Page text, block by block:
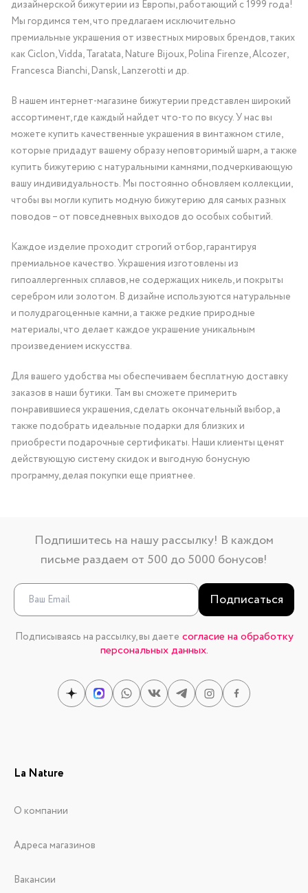
дизайнерской бижутерии из Европы, работающий с 1999 года!
Мы гордимся тем, что предлагаем исключительно
премиальные украшения от известных мировых брендов, таких
как Ciclon, Vidda, Taratata, Nature Bijoux, Polina Firenze, Alcozer,
Francesca Bianchi, Dansk, Lanzerotti и др.
В нашем интернет-магазине бижутерии представлен широкий
ассортимент, где каждый найдет что-то по вкусу. У нас вы
можете купить качественные украшения в винтажном стиле,
которые придадут вашему образу неповторимый шарм, а также
купить бижутерию с натуральными камнями, подчеркивающую
вашу индивидуальность. Мы постоянно обновляем коллекции,
чтобы вы могли купить модную бижутерию для самых разных
поводов – от повседневных выходов до особых событий.
Каждое изделие проходит строгий отбор, гарантируя
премиальное качество. Украшения изготовлены из
гипоаллергенных сплавов, не содержащих никель, и покрыты
серебром или золотом. В дизайне используются натуральные
и полудрагоценные камни, а также редкие природные
материалы, что делает каждое украшение уникальным
произведением искусства.
Для вашего удобства мы обеспечиваем бесплатную доставку
заказов в наши бутики. Там вы сможете примерить
понравившиеся украшения, сделать окончательный выбор, а
также подобрать идеальные подарки для близких и
приобрести подарочные сертификаты. Наши клиенты ценят
действующую систему скидок и выгодную бонусную
программу, делая покупки еще приятнее.
Подпишитесь на нашу рассылку! В каждом
письме раздаем от 500 до 5000 бонусов!
Подписаться
Подписываясь на рассылку, вы даете согласие на обработку
персональных данных.
La Nature
О компании
Адреса магазинов
Вакансии